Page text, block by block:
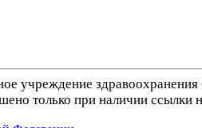
учреждение
только при наличии ссылки